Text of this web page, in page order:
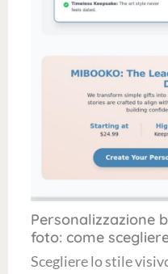
Personalizzazione
foto: come
Scegliere lo stile